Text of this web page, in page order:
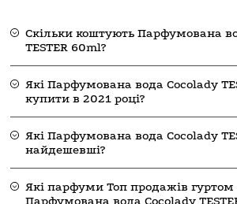
Скільки коштують Парфумована
TESTER 60ml?
Які Парфумована вода Cocolady
купити в 2021 році?
Які Парфумована вода Cocolady
найдешевші?
Які парфуми Топ продажів гуртом
Парфумована вода Cocolady